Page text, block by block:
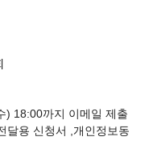
) 18:00까지 이메일 제출
용 신청서 ,개인정보동